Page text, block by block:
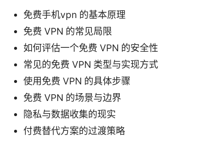
免费手机vpn 的基本原理
免费 VPN 的常见局限
如何评估一个免费 VPN 的安全性
常见的免费 VPN 类型与实现方式
使用免费 VPN 的具体步骤
免费 VPN 的场景与边界
隐私与数据收集的现实
付费替代方案的过渡策略